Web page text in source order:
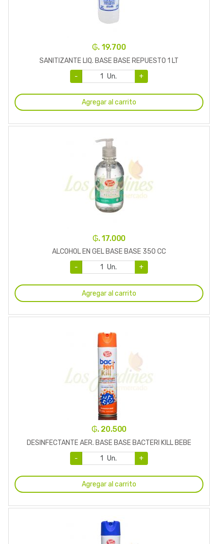
₲. 19.700
SANITIZANTE LIQ. BASE BASE REPUESTO 1 LT
-
Un. +
Agregar al carrito
₲. 17.000
ALCOHOL EN GEL BASE BASE 350 CC
-
Un. +
Agregar al carrito
₲. 20.500
DESINFECTANTE AER. BASE BASE BACTERI KILL BEBE
-
Un. +
Agregar al carrito